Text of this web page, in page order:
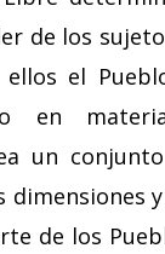
de los
el
en
un
dimensiones
de los